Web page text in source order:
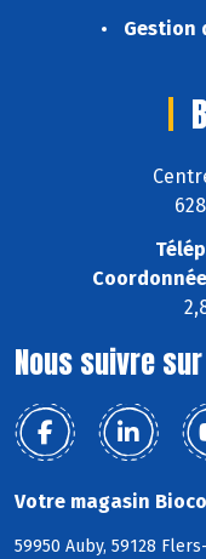
Gestion
Nous suivre sur
Votre magasin
59950 Auby, 59128